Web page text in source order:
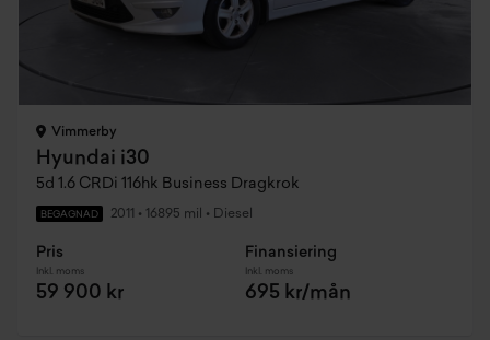
Vimmerby
Hyundai i30
5d 1.6 CRDi 116hk Business Dragkrok
BEGAGNAD 2011 • 16895 mil • Diesel
Pris
Inkl. moms
59 900 kr
Finansiering
Inkl. moms
695 kr/mån